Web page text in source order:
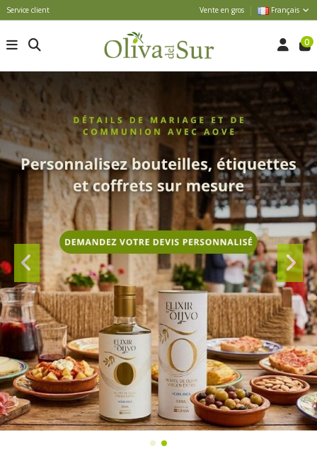
Service client Vente en gros Français
0